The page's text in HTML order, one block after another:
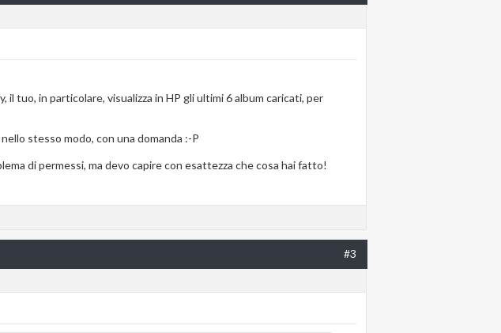
tuo, in particolare, visualizza in HP gli ultimi 6 album caricati, per
stesso modo, con una domanda :-P
di permessi, ma devo capire con esattezza che cosa hai fatto!
#3